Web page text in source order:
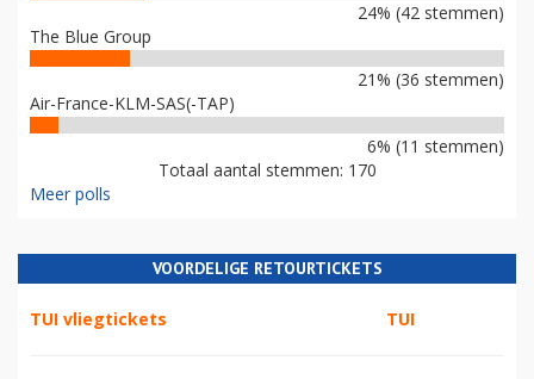
24% (42 stemmen)
The Blue Group
21% (36 stemmen)
Air-France-KLM-SAS(-TAP)
6% (11 stemmen)
Totaal aantal stemmen: 170
Meer polls
VOORDELIGE RETOURTICKETS
TUI vliegtickets TUI